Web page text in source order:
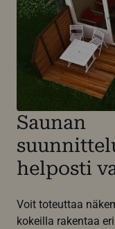
Saunan
helposti
Voit toteuttaa
kokeilla rakentaa